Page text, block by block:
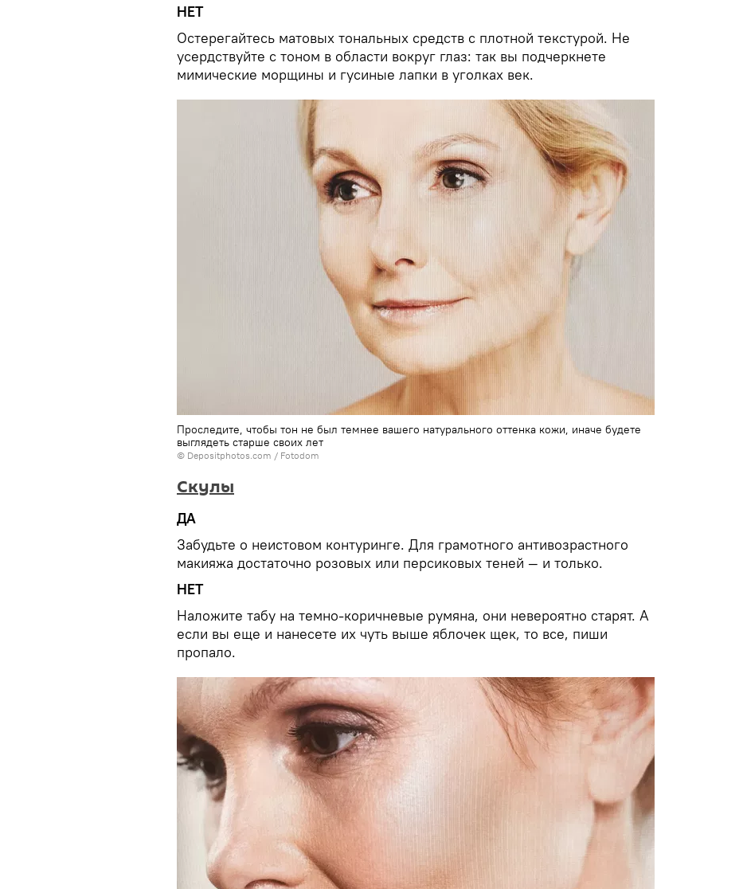
НЕТ
Остерегайтесь матовых тональных средств с плотной текстурой. Не
усердствуйте с тоном в области вокруг глаз: так вы подчеркнете
мимические морщины и гусиные лапки в уголках век.
Проследите, чтобы тон не был темнее вашего натурального оттенка кожи, иначе будете
выглядеть старше своих лет
© Depositphotos.com / Fotodom
Скулы
ДА
Забудьте о неистовом контуринге. Для грамотного антивозрастного
макияжа достаточно розовых или персиковых теней — и только.
НЕТ
Наложите табу на темно-коричневые румяна, они невероятно старят. А
если вы еще и нанесете их чуть выше яблочек щек, то все, пиши
пропало.